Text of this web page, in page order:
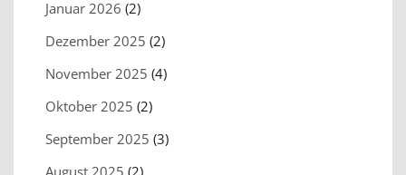
Januar 2026 (2)
Dezember 2025 (2)
November 2025 (4)
Oktober 2025 (2)
September 2025 (3)
August 2025 (2)